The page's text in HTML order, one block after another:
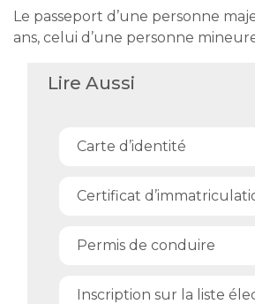
Le passeport d’une personne
ans, celui d’une personne
Lire Aussi
Carte d’identité
Certificat
Permis de conduire
Inscription sur la liste